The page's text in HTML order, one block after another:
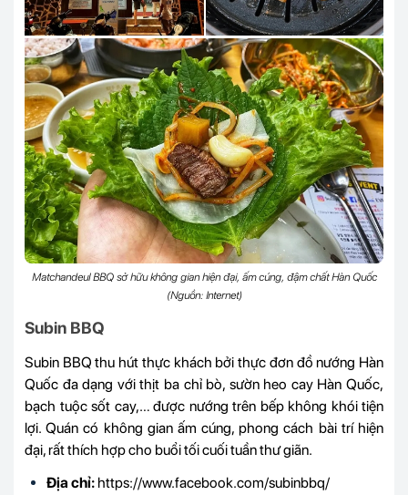
Matchandeul BBQ sở hữu không gian hiện đại, ấm cúng, đậm chất Hàn Quốc
(Nguồn: Internet)
Subin BBQ
Subin BBQ thu hút thực khách bởi thực đơn đồ nướng Hàn
Quốc đa dạng với thịt ba chỉ bò, sườn heo cay Hàn Quốc,
bạch tuộc sốt cay,… được nướng trên bếp không khói tiện
lợi. Quán có không gian ấm cúng, phong cách bài trí hiện
đại, rất thích hợp cho buổi tối cuối tuần thư giãn.
Địa chỉ: https://www.facebook.com/subinbbq/